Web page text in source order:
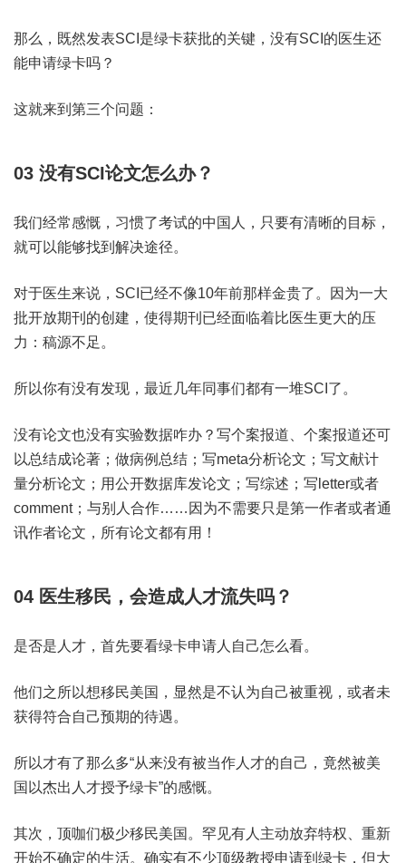
那么，既然发表SCI是绿卡获批的关键，没有SCI的医生还
能申请绿卡吗？
这就来到第三个问题：
03 没有SCI论文怎么办？
我们经常感慨，习惯了考试的中国人，只要有清晰的目标，
就可以能够找到解决途径。
对于医生来说，SCI已经不像10年前那样金贵了。因为一大
批开放期刊的创建，使得期刊已经面临着比医生更大的压
力：稿源不足。
所以你有没有发现，最近几年同事们都有一堆SCI了。
没有论文也没有实验数据咋办？写个案报道、个案报道还可
以总结成论著；做病例总结；写meta分析论文；写文献计
量分析论文；用公开数据库发论文；写综述；写letter或者
comment；与别人合作……因为不需要只是第一作者或者通
讯作者论文，所有论文都有用！
04 医生移民，会造成人才流失吗？
是否是人才，首先要看绿卡申请人自己怎么看。
他们之所以想移民美国，显然是不认为自己被重视，或者未
获得符合自己预期的待遇。
所以才有了那么多“从来没有被当作人才的自己，竟然被美
国以杰出人才授予绿卡”的感慨。
其次，顶咖们极少移民美国。罕见有人主动放弃特权、重新
开始不确定的生活。确实有不少顶级教授申请到绿卡，但大